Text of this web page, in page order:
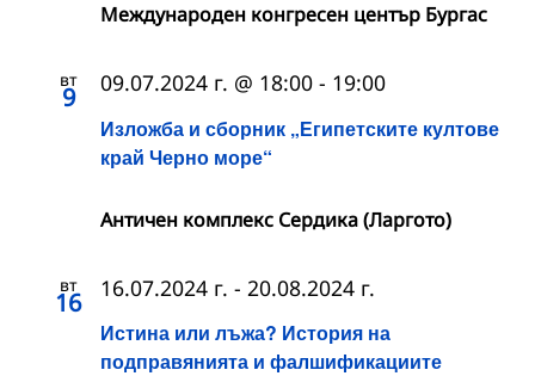
Международен конгресен център Бургас
вт
9
Изложба и сборник „Египетските култове
край Черно море“
09.07.2024 г. @ 18:00 - 19:00
Античен комплекс Сердика (Ларгото)
вт
16
Истина или лъжа? История на
подправянията и фалшификациите
16.07.2024 г. - 20.08.2024 г.